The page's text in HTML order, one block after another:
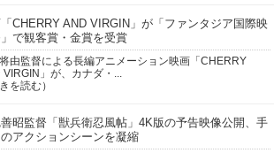
CHERRY AND VIRGIN」が「ファンタジア国際映
で観客賞・金賞を受賞
由監督による長編アニメーション映画「CHERRY
VIRGIN」が、カナダ・...
を読む）
善昭監督「獣兵衛忍風帖」4K版の予告映像公開、手
アクションシーンを凝縮